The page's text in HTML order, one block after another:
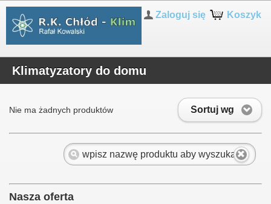
Koszyk
Zaloguj się
Klimatyzatory do domu
Sortuj wg
Nie ma żadnych produktów
Nasza oferta